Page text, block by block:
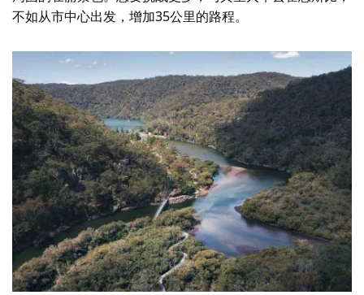
不如从市中心出发，增加35公里的路程。